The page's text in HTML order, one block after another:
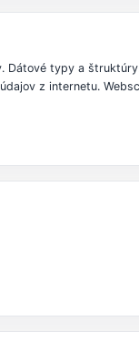
typy a
z internetu.